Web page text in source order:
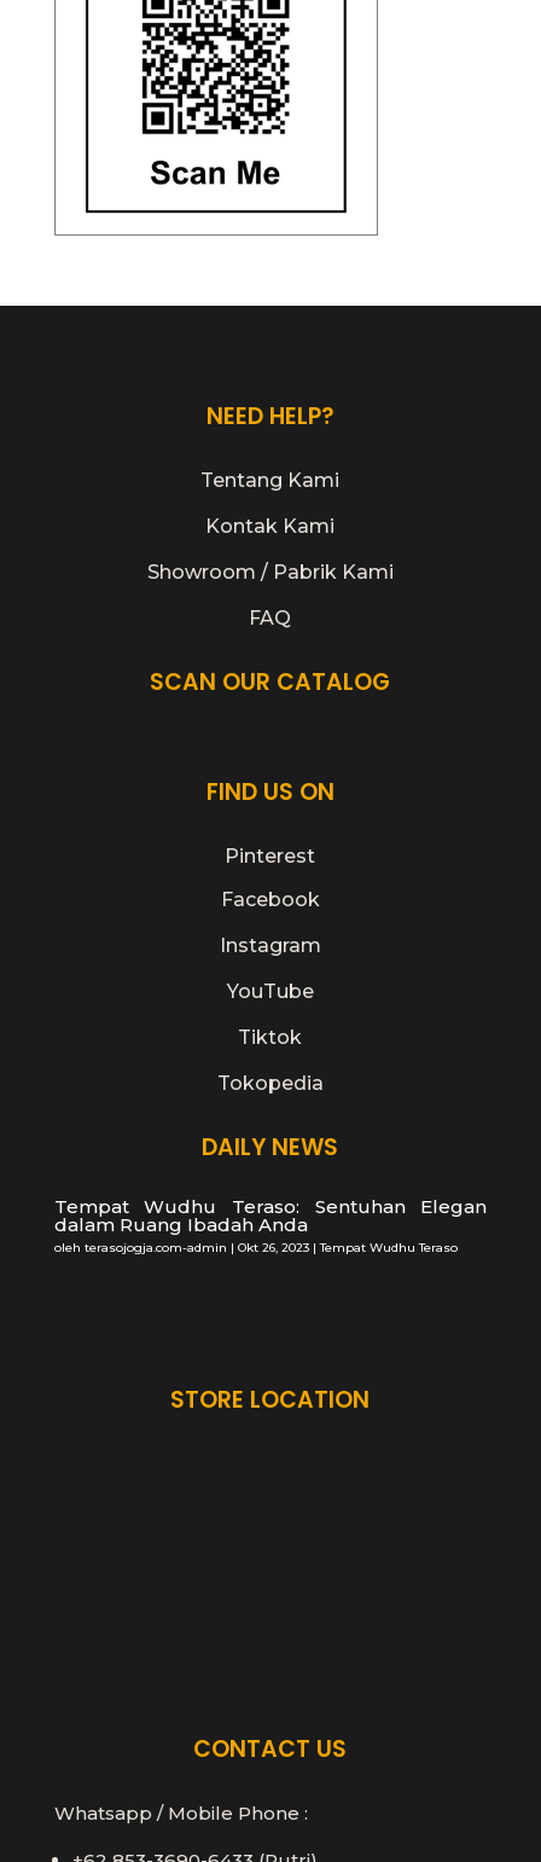
NEED HELP?
Tentang Kami
Kontak Kami
Showroom / Pabrik Kami
FAQ
SCAN OUR CATALOG
FIND US ON
Pinterest
Facebook
Instagram
YouTube
Tiktok
Tokopedia
DAILY NEWS
Tempat Wudhu Teraso: Sentuhan Elegan
dalam Ruang Ibadah Anda
oleh terasojogja.com-admin | Okt 26, 2023|Tempat Wudhu Teraso
STORE LOCATION
CONTACT US
Whatsapp / Mobile Phone :